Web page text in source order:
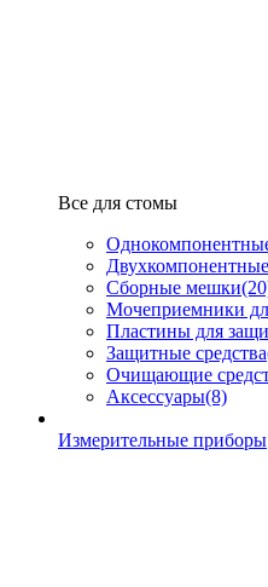
Все для стомы
Сборные мешки
Мочеприемники
Пластины для
Защитные средства
Очищающие
Аксессуары(8)
Измерительные приборы